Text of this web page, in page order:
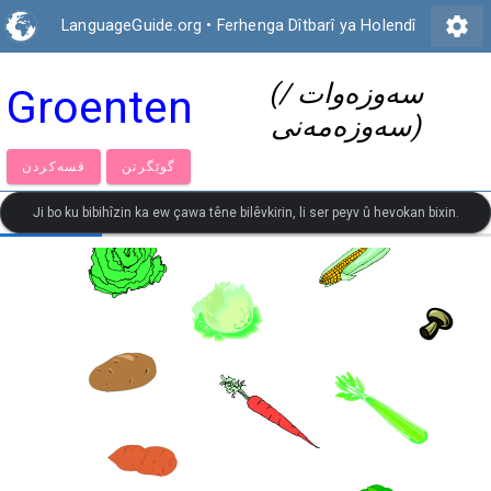
LanguageGuide.org • Ferhenga Dîtbarî ya Holendî settings
Groenten
(سەوزەوات /
سەوزەمەنی)
قسەكردن گوێگرتن
Ji bo ku bibihîzin ka ew çawa têne bilêvkirin, li ser peyv û hevokan bixin.